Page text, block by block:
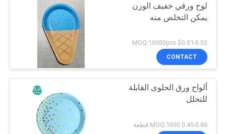
لوح ورقي خفيف الوزن
يمكن التخلص منه
$0.01-0.02 MOQ:10000pcs
CONTACT
ألواح ورق الحلوى القابلة
للتحلل
0.45-0.86 MOQ:1000 قطعة